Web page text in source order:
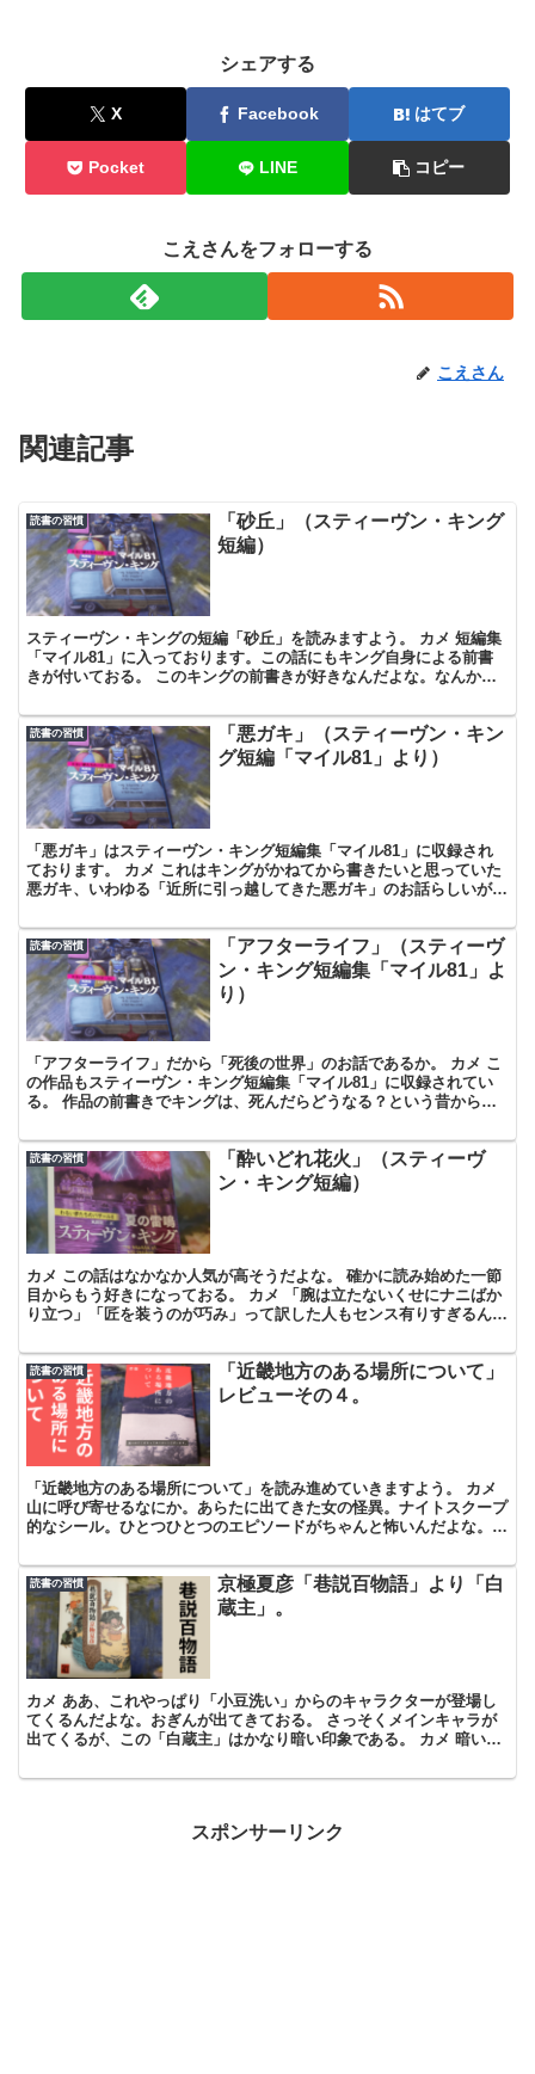
シェアする
X Facebook はてブ
Pocket LINE コピー
こえさんをフォローする
こえさん
関連記事
読書の習慣
「砂丘」（スティーヴン・キング
短編）
スティーヴン・キングの短編「砂丘」を読みますよう。 カメ 短編集
「マイル81」に入っております。この話にもキング自身による前書
きが付いておる。 このキングの前書きが好きなんだよな。なんかお
読書の習慣
「悪ガキ」（スティーヴン・キン
グ短編「マイル81」より）
「悪ガキ」はスティーヴン・キング短編集「マイル81」に収録され
ております。 カメ これはキングがかねてから書きたいと思っていた
悪ガキ、いわゆる「近所に引っ越してきた悪ガキ」のお話らしいが、
読書の習慣
「アフターライフ」（スティーヴ
ン・キング短編集「マイル81」よ
り）
「アフターライフ」だから「死後の世界」のお話であるか。 カメ こ
の作品もスティーヴン・キング短編集「マイル81」に収録されてい
る。 作品の前書きでキングは、死んだらどうなる？という昔からの
読書の習慣
「酔いどれ花火」（スティーヴ
ン・キング短編）
カメ この話はなかなか人気が高そうだよな。 確かに読み始めた一節
目からもう好きになっておる。 カメ 「腕は立たないくせにナニばか
り立つ」「匠を装うのが巧み」って訳した人もセンス有りすぎるんだ
読書の習慣
「近畿地方のある場所について」
レビューその４。
「近畿地方のある場所について」を読み進めていきますよう。 カメ
山に呼び寄せるなにか。あらたに出てきた女の怪異。ナイトスクープ
的なシール。ひとつひとつのエピソードがちゃんと怖いんだよな。
読書の習慣
京極夏彦「巷説百物語」より「白
蔵主」。
カメ ああ、これやっぱり「小豆洗い」からのキャラクターが登場し
てくるんだよな。おぎんが出てきておる。 さっそくメインキャラが
出てくるが、この「白蔵主」はかなり暗い印象である。 カメ 暗い話
スポンサーリンク